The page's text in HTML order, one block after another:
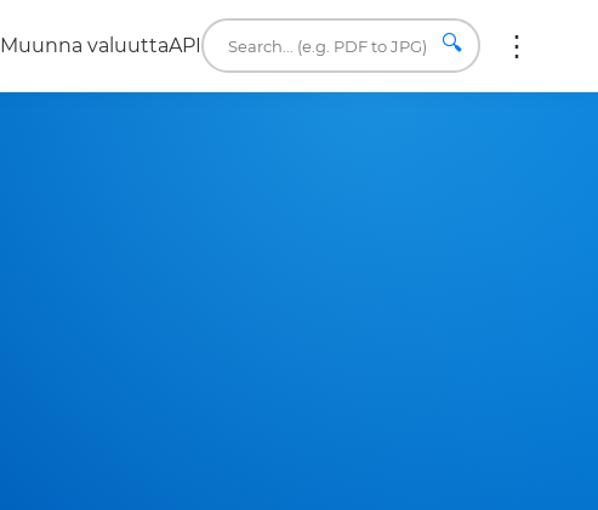
Muunna valuuttaAPI 🔍